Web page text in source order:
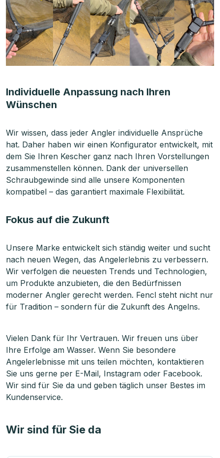
Individuelle Anpassung nach Ihren
Wünschen
Wir wissen, dass jeder Angler individuelle Ansprüche
hat. Daher haben wir einen Konfigurator entwickelt, mit
dem Sie Ihren Kescher ganz nach Ihren Vorstellungen
zusammenstellen können. Dank der universellen
Schraubgewinde sind alle unsere Komponenten
kompatibel – das garantiert maximale Flexibilität.
Fokus auf die Zukunft
Unsere Marke entwickelt sich ständig weiter und sucht
nach neuen Wegen, das Angelerlebnis zu verbessern.
Wir verfolgen die neuesten Trends und Technologien,
um Produkte anzubieten, die den Bedürfnissen
moderner Angler gerecht werden. Fencl steht nicht nur
für Tradition – sondern für die Zukunft des Angelns.
Vielen Dank für Ihr Vertrauen. Wir freuen uns über
Ihre Erfolge am Wasser. Wenn Sie besondere
Angelerlebnisse mit uns teilen möchten, kontaktieren
Sie uns gerne per E-Mail, Instagram oder Facebook.
Wir sind für Sie da und geben täglich unser Bestes im
Kundenservice.
Wir sind für Sie da